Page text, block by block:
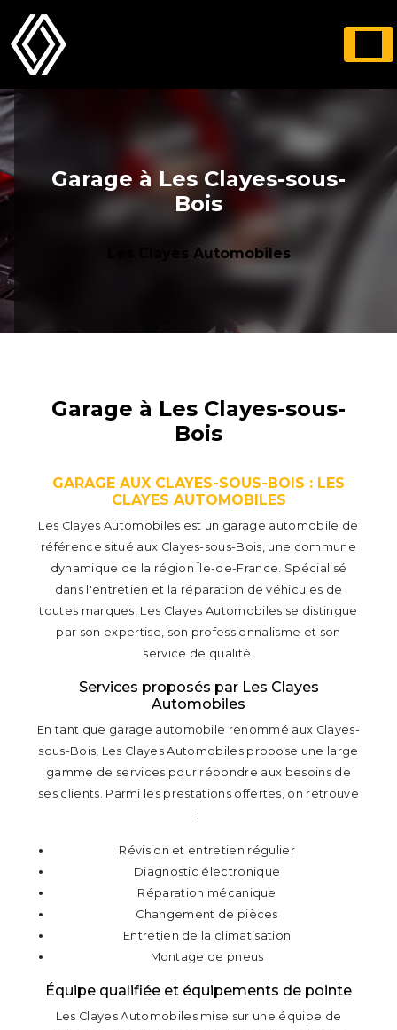
Garage à Les Clayes-sous-
Bois
Les Clayes Automobiles
Garage à Les Clayes-sous-
Bois
GARAGE AUX CLAYES-SOUS-BOIS : LES
CLAYES AUTOMOBILES
Les Clayes Automobiles est un garage automobile de
référence situé aux Clayes-sous-Bois, une commune
dynamique de la région Île-de-France. Spécialisé
dans l'entretien et la réparation de véhicules de
toutes marques, Les Clayes Automobiles se distingue
par son expertise, son professionnalisme et son
service de qualité.
Services proposés par Les Clayes
Automobiles
En tant que garage automobile renommé aux Clayes-
sous-Bois, Les Clayes Automobiles propose une large
gamme de services pour répondre aux besoins de
ses clients. Parmi les prestations offertes, on retrouve
:
Révision et entretien régulier
Diagnostic électronique
Réparation mécanique
Changement de pièces
Entretien de la climatisation
Montage de pneus
Équipe qualifiée et équipements de pointe
Les Clayes Automobiles mise sur une équipe de